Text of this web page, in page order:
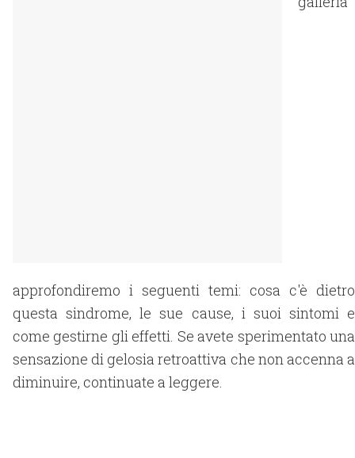
approfondiremo i seguenti temi: cosa c'è dietro
questa sindrome, le sue cause, i suoi sintomi e
come gestirne gli effetti. Se avete sperimentato una
sensazione di gelosia retroattiva che non accenna a
diminuire, continuate a leggere.